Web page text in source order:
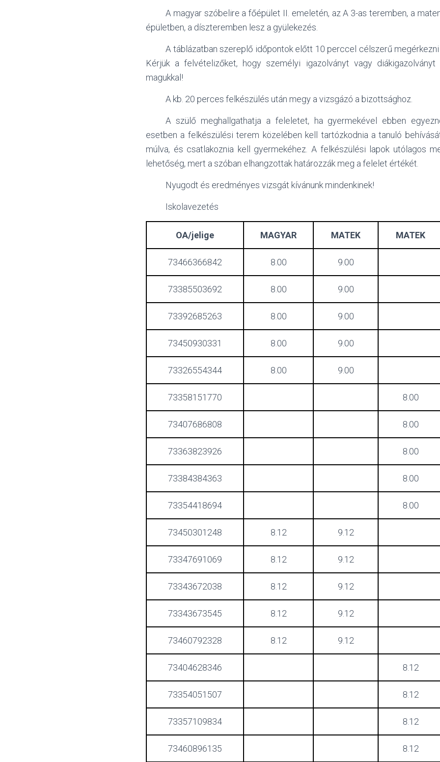
A magyar szóbelire a főépület II. emeletén, az A 3-as teremben, a
épületben, a díszteremben lesz a gyülekezés.
A táblázatban szereplő időpontok előtt 10 perccel célszerű megérkezni
Kérjük a felvételizőket, hogy személyi igazolványt vagy
magukkal!
A kb. 20 perces felkészülés után megy a vizsgázó a bizottsághoz.
A szülő meghallgathatja a feleletet, ha gyermekével ebben
esetben a felkészülési terem közelében kell tartózkodnia a tanuló
múlva, és csatlakoznia kell gyermekéhez. A felkészülési lapok utólagos
lehetőség, mert a szóban elhangzottak határozzák meg a felelet értékét.
Nyugodt és eredményes vizsgát kívánunk mindenkinek!
Iskolavezetés
OA/jelige MAGYAR MATEK MATEK
73466366842 8.00 9.00
73385503692 8.00 9.00
73392685263 8.00 9.00
73450930331 8.00 9.00
73326554344 8.00 9.00
73358151770 8.00
73407686808 8.00
73363823926 8.00
73384384363 8.00
73354418694 8.00
73450301248 8.12 9.12
73347691069 8.12 9.12
73343672038 8.12 9.12
73343673545 8.12 9.12
73460792328 8.12 9.12
73404628346 8.12
73354051507 8.12
73357109834 8.12
73460896135 8.12